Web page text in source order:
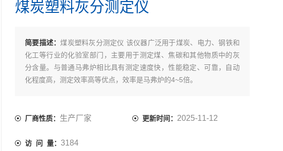
煤炭塑料灰分测定仪
简要描述：煤炭塑料灰分测定仪 该仪器广泛用于煤炭、电力、钢铁和
化工等行业的化验室部门，主要用于测定煤、焦碳和其他物质中的灰
分含量。与普通马弗炉相比具有测定速度快，性能稳定、可靠，自动
化程度高，测定效率高等优点，效率是马弗炉的4~5倍。
厂商性质： 生产厂家 更新时间： 2025-11-12
访 问 量：3184